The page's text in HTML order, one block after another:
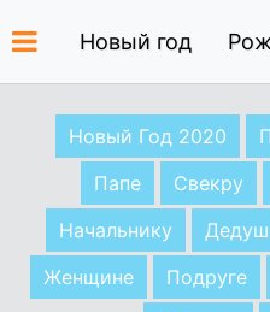
Новый год
Новый Год 2020
Папе
Свекру
Начальнику
Женщине
Подруге